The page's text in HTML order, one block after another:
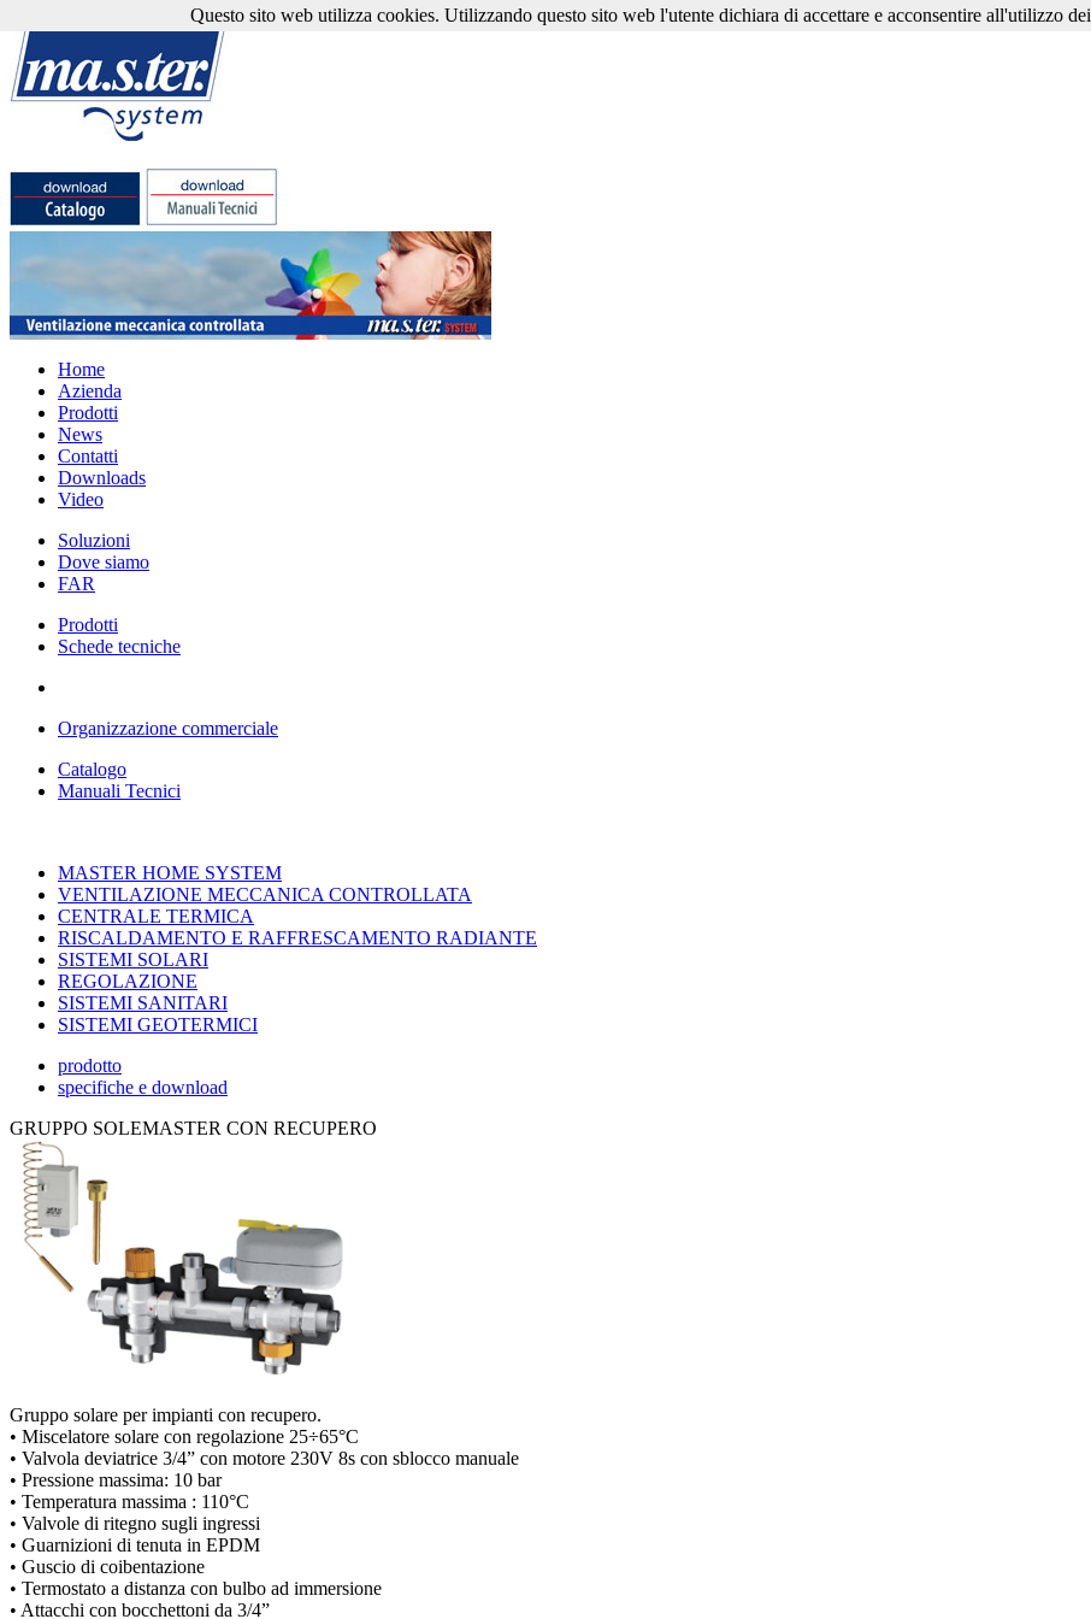
Home
Azienda
Prodotti
News
Contatti
Downloads
Video
Soluzioni
Dove siamo
FAR
Prodotti
Schede tecniche
Organizzazione commerciale
Catalogo
Manuali Tecnici
MASTER HOME SYSTEM
VENTILAZIONE MECCANICA CONTROLLATA
CENTRALE TERMICA
RISCALDAMENTO E RAFFRESCAMENTO RADIANTE
SISTEMI SOLARI
REGOLAZIONE
SISTEMI SANITARI
SISTEMI GEOTERMICI
prodotto
specifiche e download
GRUPPO SOLEMASTER CON RECUPERO
Gruppo solare per impianti con recupero.
• Miscelatore solare con regolazione 25÷65°C
• Valvola deviatrice 3/4” con motore 230V 8s con sblocco manuale
• Pressione massima: 10 bar
• Temperatura massima : 110°C
• Valvole di ritegno sugli ingressi
• Guarnizioni di tenuta in EPDM
• Guscio di coibentazione
• Termostato a distanza con bulbo ad immersione
• Attacchi con bocchettoni da 3/4”
Questo sito web utilizza cookies. Utilizzando questo sito web l'utente dichiara di accettare e acconsentire all'utilizzo